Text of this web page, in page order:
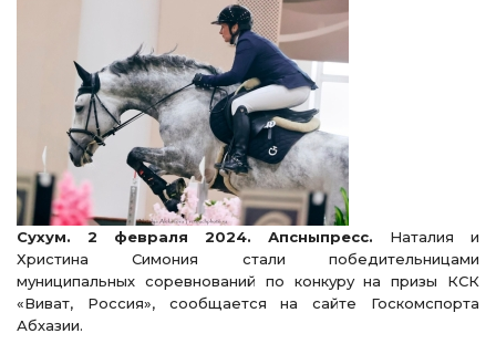
Сухум. 2 февраля 2024. Апсныпресс. Наталия и
Христина Симония стали победительницами
муниципальных соревнований по конкуру на призы КСК
«Виват, Россия», сообщается на сайте Госкомспорта
Абхазии.